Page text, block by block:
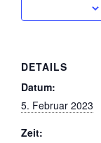
DETAILS
Datum:
5. Februar 2023
Zeit: